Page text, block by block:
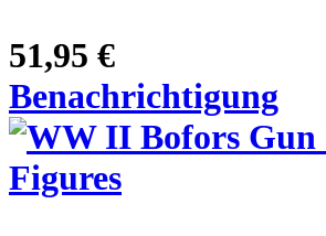
51,95 €
Benachrichtigung